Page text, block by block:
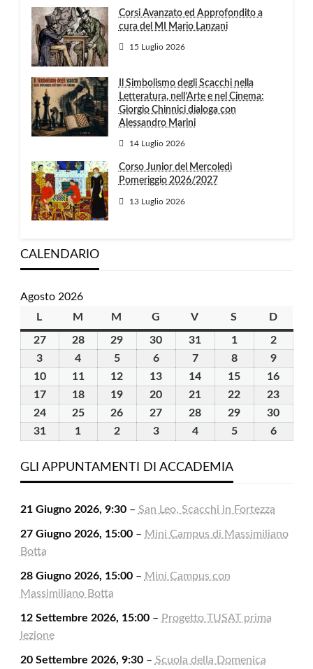
Corsi Avanzato ed Approfondito a
cura del MI Mario Lanzani
15 Luglio 2026
Il Simbolismo degli Scacchi nella
Letteratura, nell’Arte e nel Cinema:
Giorgio Chinnici dialoga con
Alessandro Marini
14 Luglio 2026
Corso Junior del Mercoledì
Pomeriggio 2026/2027
13 Luglio 2026
CALENDARIO
Agosto 2026
L
M martedì
M mercoledì
G giovedìV venerdì
S D
2727
Luglio
2026
2828
29 30 31 11
Agosto
2026
22
Agosto
2026
3
Agosto
2026
4
Agosto
2026
55
Agosto
2026
66
Agosto
2026
77
Agosto
2026
88
Agosto
2026
99
Agosto
2026
1010
Agosto
2026
1111
Agosto
2026
12
Agosto
13
Agosto
14
Agosto
15
Agosto
16
1717
Agosto
1818
Agosto
19
Agosto
20
Agosto
21
Agosto
22
Agosto
23
2424
Agosto
2525
Agosto
26
Agosto
27
Agosto
28
Agosto
29
Agosto
30
3131
2026
1
2026
22
2026
33
2026
44
2026
55
66
GLI APPUNTAMENTI DI ACCADEMIA
21 Giugno 2026, 9:30– San Leo, Scacchi in Fortezza
27 Giugno 2026, 15:00– Mini Campus di Massimiliano
Botta
28 Giugno 2026, 15:00– Mini Campus con
Massimiliano Botta
12 Settembre 2026, 15:00– Progetto TUSAT prima
lezione
20 Settembre 2026, 9:30– Scuola della Domenica